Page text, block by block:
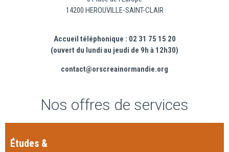
14200 HEROUVILLE-SAINT-CLAIR
Accueil téléphonique : 02 31 75 15 20
(ouvert du lundi au jeudi de 9h à 12h30)
contact@orscreainormandie.org
Nos offres de services
Études &